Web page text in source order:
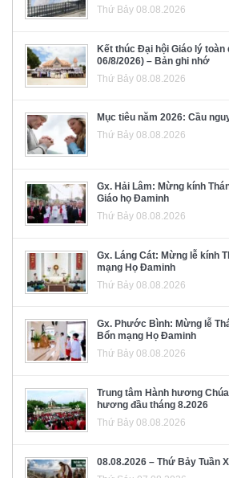
Thứ Bảy 08.08.2026
Kết thúc Đại hội Giáo lý toàn
06/8/2026) – Bản ghi nhớ
Thứ Bảy 08.08.2026
Mục tiêu năm 2026: Cầu
Thứ Bảy 08.08.2026
Gx. Hải Lâm: Mừng kính
Giáo họ Đaminh
Thứ Bảy 08.08.2026
Gx. Láng Cát: Mừng lễ kính
mạng Họ Đaminh
Thứ Bảy 08.08.2026
Gx. Phước Bình: Mừng lễ
Bổn mạng Họ Đaminh
Thứ Bảy 08.08.2026
Trung tâm Hành hương
hương đầu tháng 8.2026
Thứ Bảy 08.08.2026
08.08.2026 – Thứ Bảy Tuần